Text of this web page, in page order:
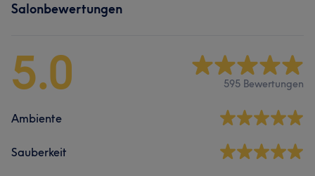
Salonbewertungen
5.0 595 Bewertungen
Ambiente
Sauberkeit